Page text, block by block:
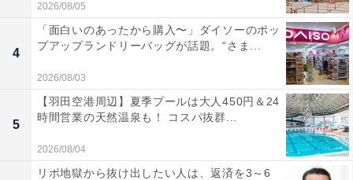
2026/08/05
4
「面白いのあったから購入〜」ダイソーのポッ
プアップランドリーバッグが話題。“さま...
2026/08/03
5
【羽田空港周辺】夏季プールは大人450円＆24
時間営業の天然温泉も！ コスパ抜群...
2026/08/04
リボ地獄から抜け出したい人は、返済を3～6